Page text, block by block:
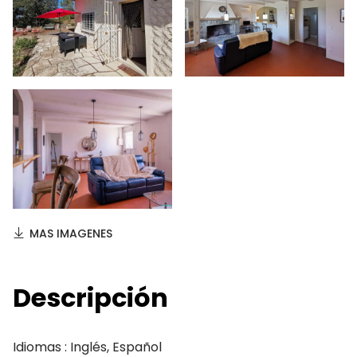
MAS IMAGENES
Descripción
Idiomas : Inglés, Español